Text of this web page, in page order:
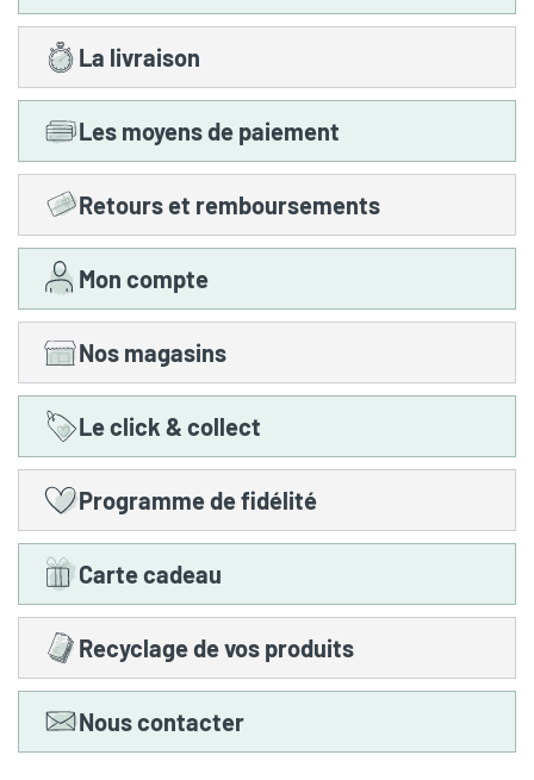
La livraison
Les moyens de paiement
Retours et remboursements
Mon compte
Nos magasins
Le click & collect
Programme de fidélité
Carte cadeau
Recyclage de vos produits
Nous contacter